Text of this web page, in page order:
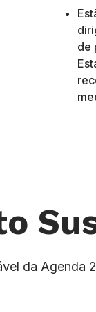
de
da Agenda